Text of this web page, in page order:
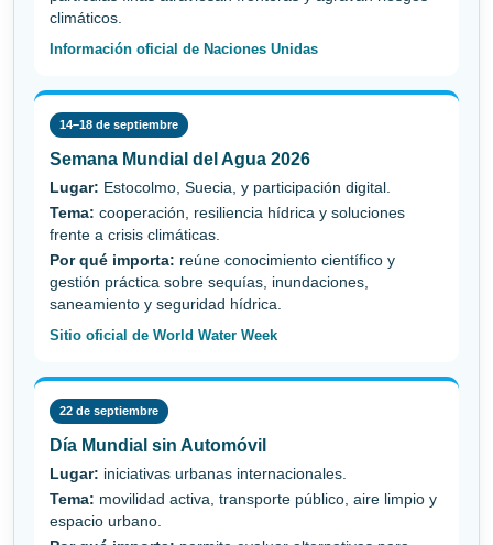
climáticos.
Información oficial de Naciones Unidas
14–18 de septiembre
Semana Mundial del Agua 2026
Lugar: Estocolmo, Suecia, y participación digital.
Tema: cooperación, resiliencia hídrica y soluciones
frente a crisis climáticas.
Por qué importa: reúne conocimiento científico y
gestión práctica sobre sequías, inundaciones,
saneamiento y seguridad hídrica.
Sitio oficial de World Water Week
22 de septiembre
Día Mundial sin Automóvil
Lugar: iniciativas urbanas internacionales.
Tema: movilidad activa, transporte público, aire limpio y
espacio urbano.